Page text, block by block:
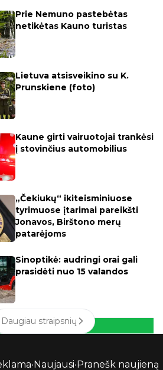
Prie Nemuno pastebėtas
netikėtas Kauno turistas
Lietuva atsisveikino su K.
Prunskiene (foto)
Kaune girti vairuotojai trankėsi
į stovinčius automobilius
„Čekiukų“ ikiteisminiuose
tyrimuose įtarimai pareikšti
Jonavos, Birštono merų
patarėjoms
Sinoptikė: audringi orai gali
prasidėti nuo 15 valandos
Daugiau straipsnių
•Naujausi•Pranešk naujieną